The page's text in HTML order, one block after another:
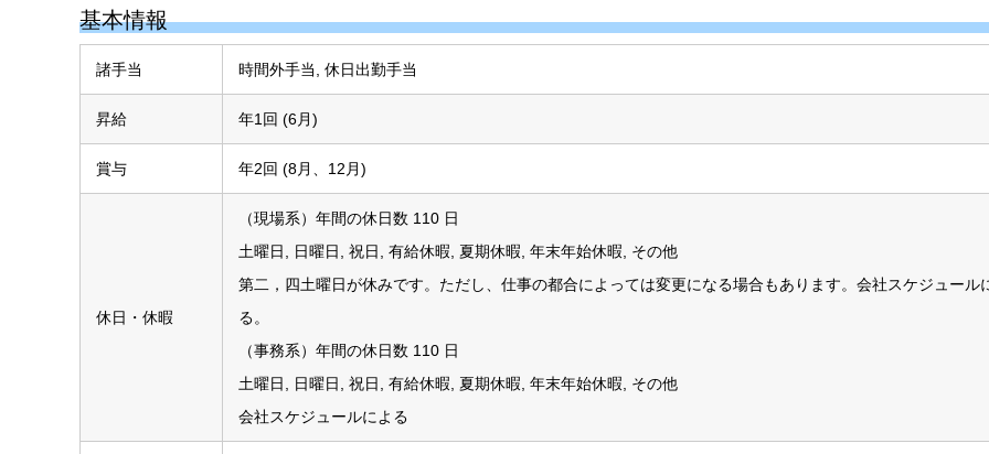
基本情報
諸手当 時間外手当, 休日出勤手当
昇給 年1回 (6月)
賞与 年2回 (8月、12月)
休日・休暇
（現場系）年間の休日数 110 日
土曜日, 日曜日, 祝日, 有給休暇, 夏期休暇, 年末年始休暇, その他
第二，四土曜日が休みです。ただし、仕事の都合によっては変更になる場合もあります。会社スケジュール
る。
（事務系）年間の休日数 110 日
土曜日, 日曜日, 祝日, 有給休暇, 夏期休暇, 年末年始休暇, その他
会社スケジュールによる